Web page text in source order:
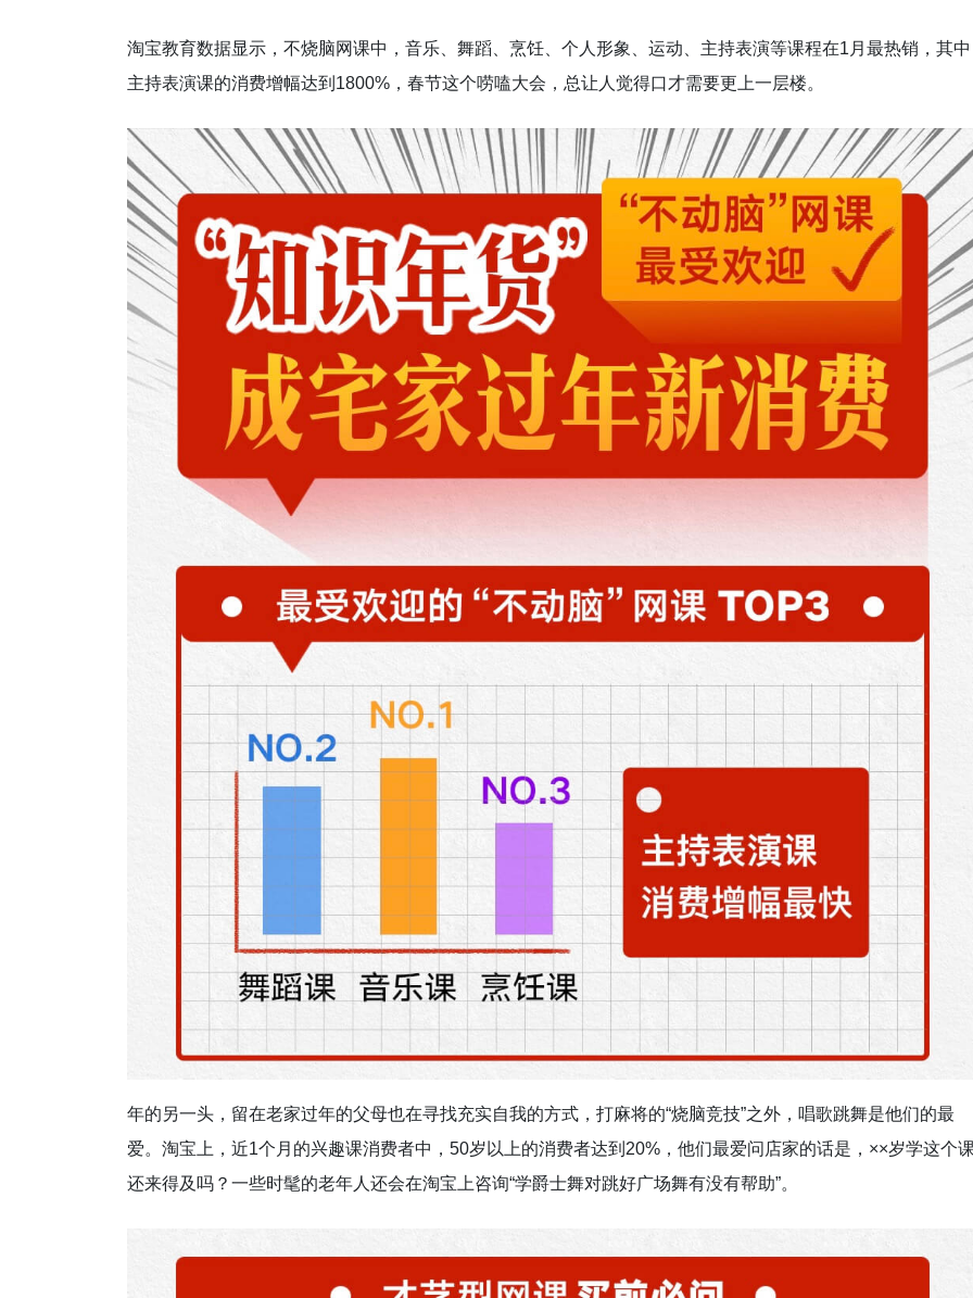
淘宝教育数据显示，不烧脑网课中，音乐、舞蹈、烹饪、个人形象、运动、主持表演等课程在1月最热销，其中
主持表演课的消费增幅达到1800%，春节这个唠嗑大会，总让人觉得口才需要更上一层楼。
年的另一头，留在老家过年的父母也在寻找充实自我的方式，打麻将的“烧脑竞技”之外，唱歌跳舞是他们的最
爱。淘宝上，近1个月的兴趣课消费者中，50岁以上的消费者达到20%，他们最爱问店家的话是，××岁学这个
还来得及吗？一些时髦的老年人还会在淘宝上咨询“学爵士舞对跳好广场舞有没有帮助”。